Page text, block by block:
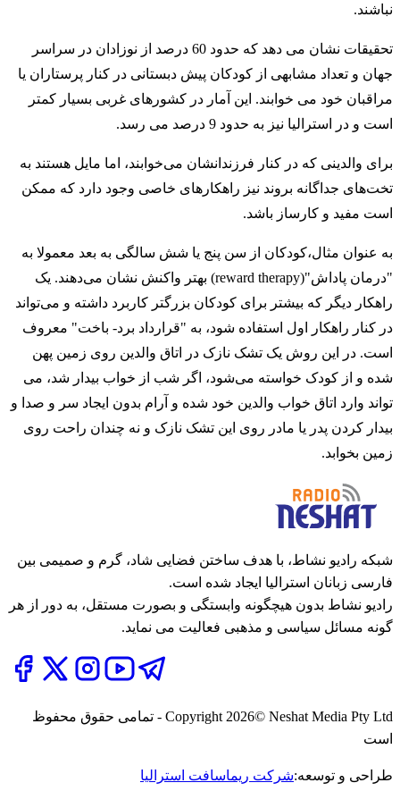
نباشند.
تحقیقات نشان می دهد که حدود 60 درصد از نوزادان در سراسر
جهان و تعداد مشابهی از کودکان پیش دبستانی در کنار پرستاران یا
مراقبان خود می خوابند. این آمار در کشورهای غربی بسیار کمتر
است و در استرالیا نیز به حدود 9 درصد می رسد.
برای والدینی که در کنار فرزندانشان می‌خوابند، اما مایل هستند به
تخت‌های جداگانه بروند نیز راهکارهای خاصی وجود دارد که ممکن
است مفید و کارساز باشد.
به عنوان مثال،کودکان از سن پنج یا شش سالگی به بعد معمولا به
"درمان پاداش"(reward therapy) بهتر واکنش نشان می‌دهند. یک
راهکار دیگر که بیشتر برای کودکان بزرگتر کاربرد داشته و می‌تواند
در کنار راهکار اول استفاده شود، به "قرارداد برد- باخت" معروف
است. در این روش یک تشک نازک در اتاق والدین روی زمین پهن
شده و از کودک خواسته می‌شود، اگر شب از خواب بیدار شد، می
تواند وارد اتاق خواب والدین خود شده و آرام بدون ایجاد سر و صدا و
بیدار کردن پدر یا مادر روی این تشک نازک و نه چندان راحت روی
زمین بخوابد.
شبکه رادیو نشاط، با هدف ساختن فضایی شاد، گرم و صمیمی بین
فارسی زبانان استرالیا ایجاد شده است.
رادیو نشاط بدون هیچگونه وابستگی و بصورت مستقل، به دور از هر
گونه مسائل سیاسی و مذهبی فعالیت می نماید.
Copyright 2026
© Neshat Media Pty Ltd - تمامی حقوق محفوظ
است
طراحی و توسعه:شرکت ریماسافت استرالیا